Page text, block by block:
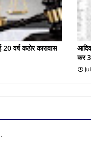
वर्ष कठोर कारावास
कर 3